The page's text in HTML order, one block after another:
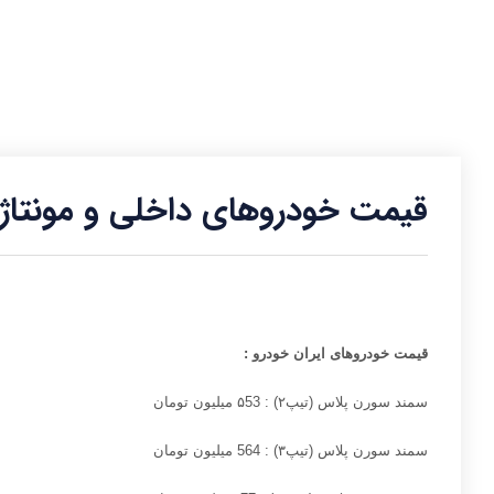
قیمت خودروهای داخلی و مونتاژ ۲۳ مهر
قیمت خودروهای ایران خودرو :
سمند سورن پلاس (تیپ۲) : ۵53 میلیون تومان
سمند سورن پلاس (تیپ۳) : 564 میلیون تومان